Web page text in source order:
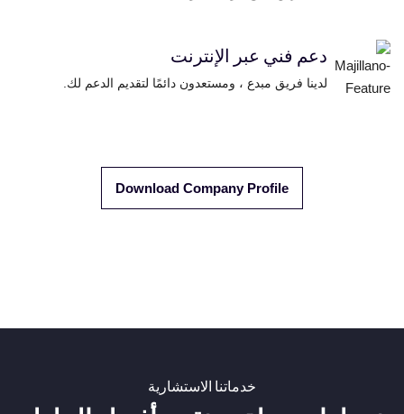
دعم فني عبر الإنترنت
لدينا فريق مبدع ، ومستعدون دائمًا لتقديم الدعم لك.
Download Company Profile
خدماتنا الاستشارية